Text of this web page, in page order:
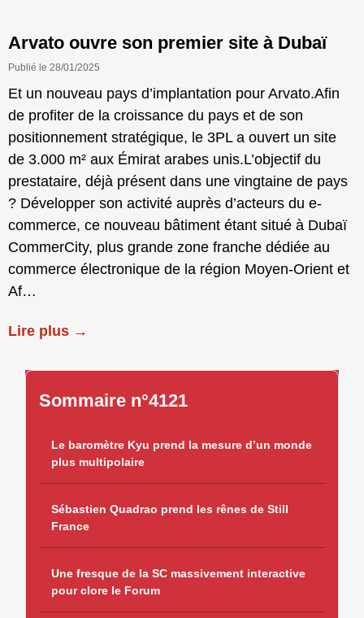
Sommaire n°4121
Le baromètre Kyu prend la mesure d’un monde
plus multipolaire
Sébastien Quadrao prend les rênes de Still
France
Une fresque de la SC massivement interactive
pour clore le Forum
Arvato ouvre son premier site à Dubaï
Publié le 28/01/2025
Et un nouveau pays d’implantation pour Arvato.Afin
de profiter de la croissance du pays et de son
positionnement stratégique, le 3PL a ouvert un site
de 3.000 m² aux Émirat arabes unis.L’objectif du
prestataire, déjà présent dans une vingtaine de pays
? Développer son activité auprès d’acteurs du e-
commerce, ce nouveau bâtiment étant situé à Dubaï
CommerCity, plus grande zone franche dédiée au
commerce électronique de la région Moyen-Orient et
Af…
Lire plus →